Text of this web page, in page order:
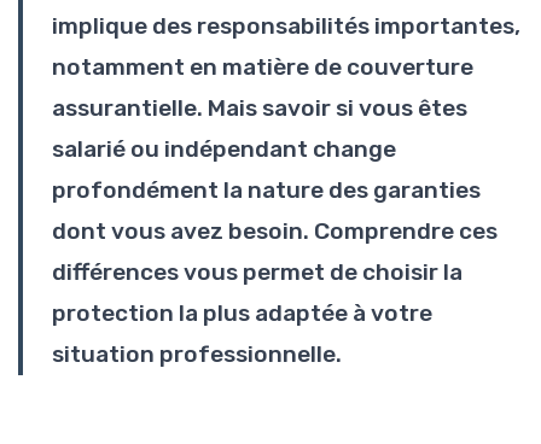
implique des responsabilités importantes,
notamment en matière de couverture
assurantielle. Mais savoir si vous êtes
salarié ou indépendant change
profondément la nature des garanties
dont vous avez besoin. Comprendre ces
différences vous permet de choisir la
protection la plus adaptée à votre
situation professionnelle.